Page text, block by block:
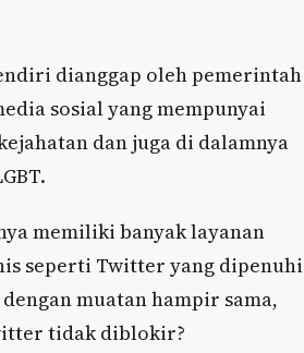
dianggap oleh pemerintah
sosial yang mempunyai
dan juga di dalamnya
memiliki banyak layanan
seperti Twitter yang dipenuhi
muatan hampir sama,
tidak diblokir?